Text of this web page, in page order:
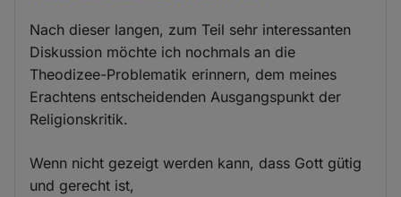
Nach dieser langen, zum Teil sehr interessanten
Diskussion möchte ich nochmals an die
Theodizee-Problematik erinnern, dem meines
Erachtens entscheidenden Ausgangspunkt der
Religionskritik.
Wenn nicht gezeigt werden kann, dass Gott gütig
und gerecht ist,